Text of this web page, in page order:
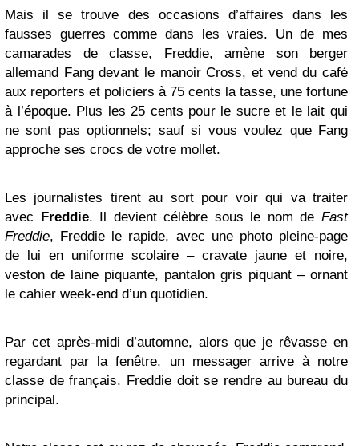
Mais il se trouve des occasions d’affaires dans les
fausses guerres comme dans les vraies. Un de mes
camarades de classe, Freddie, amène son berger
allemand Fang devant le manoir Cross, et vend du café
aux reporters et policiers à 75 cents la tasse, une fortune
à l’époque. Plus les 25 cents pour le sucre et le lait qui
ne sont pas optionnels; sauf si vous voulez que Fang
approche ses crocs de votre mollet.
Les journalistes tirent au sort pour voir qui va traiter
avec Freddie. Il devient célèbre sous le nom deFast
Freddie, Freddie le rapide, avec une photo pleine-page
de lui en uniforme scolaire – cravate jaune et noire,
veston de laine piquante, pantalon gris piquant – ornant
le cahier week-end d’un quotidien.
Par cet après-midi d’automne, alors que je rêvasse en
regardant par la fenêtre, un messager arrive à notre
classe de français. Freddie doit se rendre au bureau du
principal.